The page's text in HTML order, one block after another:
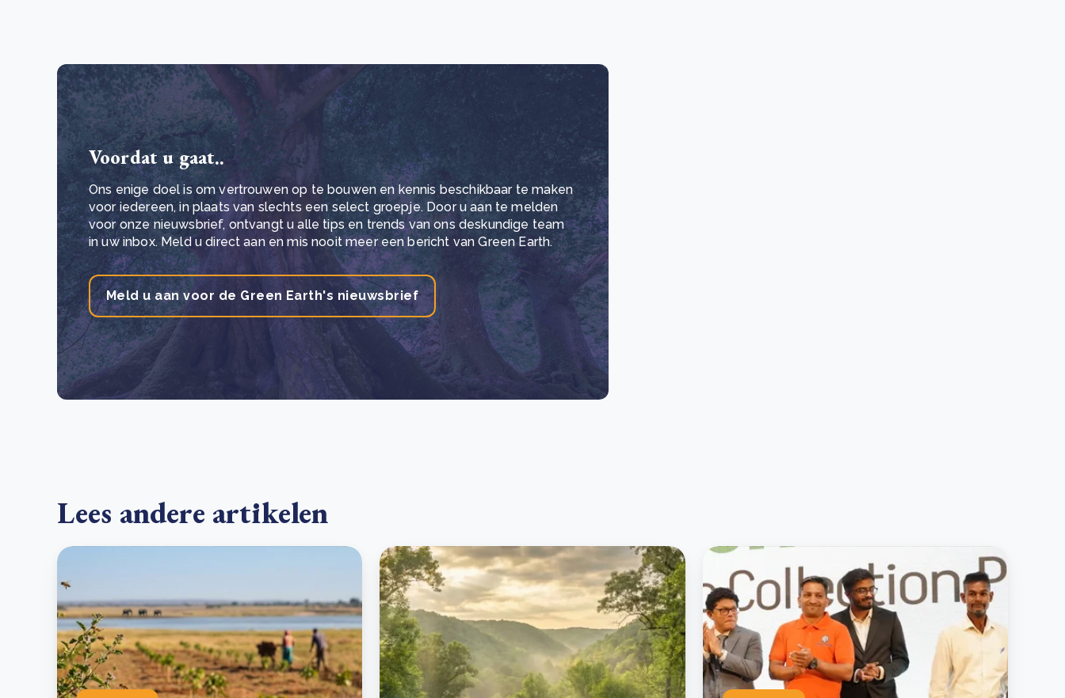
Voordat u gaat..
Ons enige doel is om vertrouwen op te bouwen en kennis beschikbaar te maken
voor iedereen, in plaats van slechts een select groepje. Door u aan te melden
voor onze nieuwsbrief, ontvangt u alle tips en trends van ons deskundige team
in uw inbox. Meld u direct aan en mis nooit meer een bericht van Green Earth.
Meld u aan voor de Green Earth's nieuwsbrief
Lees andere artikelen